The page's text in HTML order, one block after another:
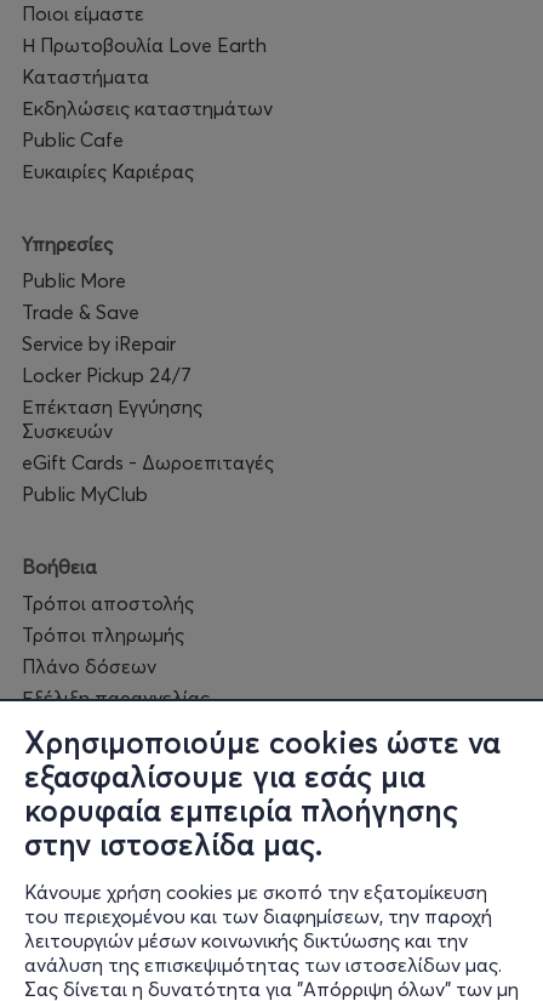
Χρησιμοποιούμε cookies ώστε να
εξασφαλίσουμε για εσάς μια
κορυφαία εμπειρία πλοήγησης
στην ιστοσελίδα μας.
Κάνουμε χρήση cookies με σκοπό την εξατομίκευση
του περιεχομένου και των διαφημίσεων, την παροχή
λειτουργιών μέσων κοινωνικής δικτύωσης και την
ανάλυση της επισκεψιμότητας των ιστοσελίδων μας.
Σας δίνεται η δυνατότητα για "Απόρριψη όλων" των μη
Ποιοι είμαστε
Η Πρωτοβουλία Love Earth
Καταστήματα
Εκδηλώσεις καταστημάτων
Public Cafe
Ευκαιρίες Καριέρας
Υπηρεσίες
Public More
Trade & Save
Service by iRepair
Locker Pickup 24/7
Επέκταση Εγγύησης
Συσκευών
eGift Cards - Δωροεπιταγές
Public MyClub
Βοήθεια
Τρόποι αποστολής
Τρόποι πληρωμής
Πλάνο δόσεων
Εξέλιξη παραγγελίας
Πορεία επισκευής
Συχνές ερωτήσεις και
επικοινωνία
Ο online κόσμος μας
Public GR
Public CY
Publicbusiness.gr
Public + home